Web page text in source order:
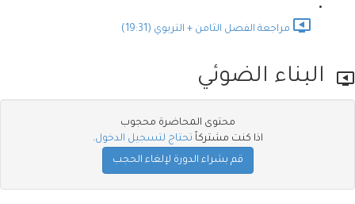
مراجعة الفصل الثامن + التربوي (19:31)
البناء الضوئي
محتوى المحاضرة محجوب
اذا كنت مشتركاً تحتاج لتسجيل الدخول.
قم بشراء الدورة لإلغاء الحجب